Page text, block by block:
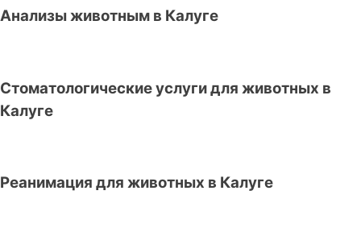
Анализы животным в Калуге
Стоматологические услуги для животных в
Калуге
Реанимация для животных в Калуге